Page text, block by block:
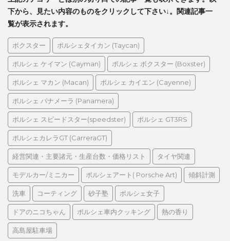
下から、見たい内容のものをクリックして下さい↓。関連記事一
覧が表示されます。
ボクスター ポルシェタイカン (Taycan)
ポルシェ ケイマン (Cayman) ポルシェ ボクスター (Boxster)
ポルシェ マカン (Macan) ポルシェ カイエン (Cayenne)
ポルシェ パナメーラ (Panamera)
ポルシェ スピードスター(speedster) ポルシェ GT3RS
ポルシェカレラGT (CarreraGT)
経営関連・主要諸元・生産台数・価格リスト タイヤ関連
モデルカー/ミニカー ポルシェアート( Porsche Art) 傾斜計測
洗車 コーティング 砂子塾 ポルシェ女子
ドアのニコちゃん ポルシェ車内クッキング 熱の香り
高島屋駐車場